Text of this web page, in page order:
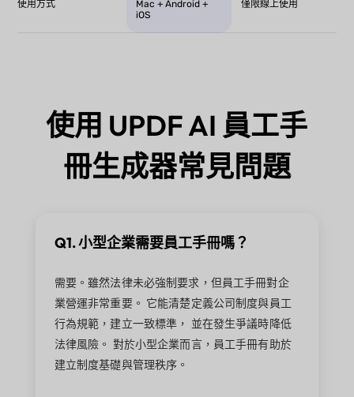
使用方式
Mac + Android +
iOS
僅限線上使用
使用 UPDF AI 員工手
冊生成器常見問題
Q1. 小型企業需要員工手冊嗎？
需要。雖然法律未必強制要求，但員工手冊對企
業營運非常重要。 它能清楚定義公司制度與員工
行為規範，建立一致標準， 並在發生爭議時降低
法律風險。 對於小型企業而言，員工手冊有助於
建立制度基礎與管理秩序。